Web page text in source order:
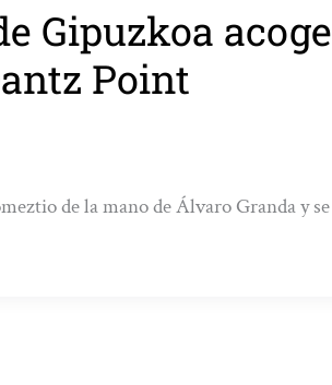
Gipuzkoa
Point
de la mano de Álvaro Granda y